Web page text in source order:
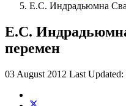
Е.С. Индрадьюмна
Е.С.
перемен
03 August 2012 Last